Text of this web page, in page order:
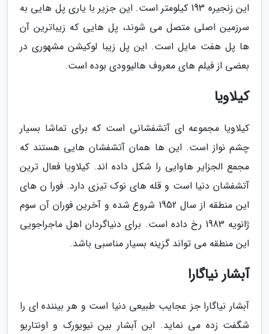
این زنجیره 193 کیلومتر است. این جزیر با یاری پل هایی به
سرزمین اصلی متصل می شوند، پل هایی که زیباترین آن
ها پل هفت مایل است. این پل زیبا لوکیشن مشهوری در
بعضی از فیلم های معروف هالیوودی بوده است.
کیلاویا
کیلاویا مجموعه ای آتشفشانی است که برای تماشا بسیار
چشم نواز است. این ها همان آتشفشان هایی هستند که
مجمع الجزایر هاوایی را شکل داده اند. کیلاویا فعال ترین
آتشفشان دنیا است و قله های نوک تیزی دارد. فورا ن های
این منطقه از سال 1952 شروع شده و آخرین فوران آن سوم
ژانویه 1983 رخ داده است. برای دنیاگردان اهل ماجراجویی
این منطقه می تواند گزینه بسیار مناسبی باشد.
آبشار نیاگارا
آبشار نیاگارا جز عجایب طبیعی دنیا است و هر بیننده ای را
شگفت زده می نماید. این آبشار بین نیویورک و اونتاریو